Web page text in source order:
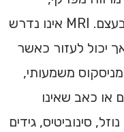
אוסטאופיטים, סקלרוזיס ושינויים בעצם. MRI אינו נדרש
יכול לעזור כאשר
משמעותי,
או כאב שאינו
סינוביטיס, גידים